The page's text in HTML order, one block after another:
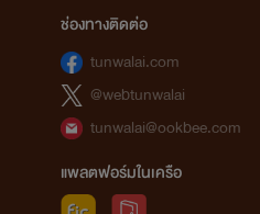
ช่องทางติดต่อ
tunwalai.com
@webtunwalai
tunwalai@ookbee.com
แพลตฟอร์มในเครือ